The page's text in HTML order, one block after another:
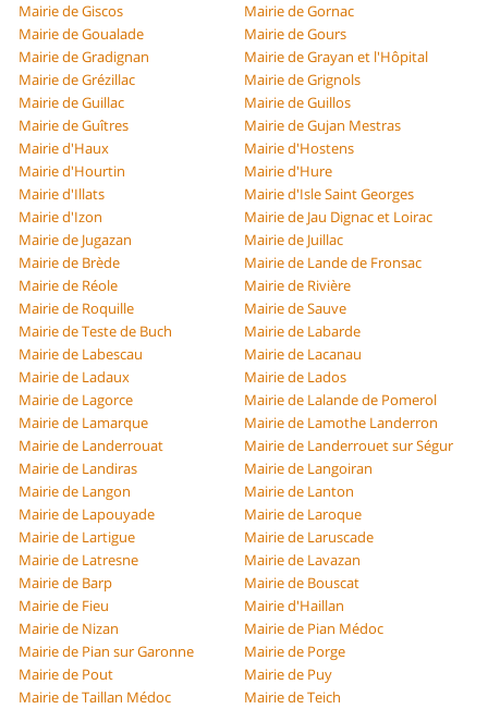
Mairie de Giscos
Mairie de Gornac
Mairie de Goualade
Mairie de Gours
Mairie de Gradignan
Mairie de Grayan et l'Hôpital
Mairie de Grézillac
Mairie de Grignols
Mairie de Guillac
Mairie de Guillos
Mairie de Guîtres
Mairie de Gujan Mestras
Mairie d'Haux
Mairie d'Hostens
Mairie d'Hourtin
Mairie d'Hure
Mairie d'Illats
Mairie d'Isle Saint Georges
Mairie d'Izon
Mairie de Jau Dignac et Loirac
Mairie de Jugazan
Mairie de Juillac
Mairie de Brède
Mairie de Lande de Fronsac
Mairie de Réole
Mairie de Rivière
Mairie de Roquille
Mairie de Sauve
Mairie de Teste de Buch
Mairie de Labarde
Mairie de Labescau
Mairie de Lacanau
Mairie de Ladaux
Mairie de Lados
Mairie de Lagorce
Mairie de Lalande de Pomerol
Mairie de Lamarque
Mairie de Lamothe Landerron
Mairie de Landerrouat
Mairie de Landerrouet sur Ségur
Mairie de Landiras
Mairie de Langoiran
Mairie de Langon
Mairie de Lanton
Mairie de Lapouyade
Mairie de Laroque
Mairie de Lartigue
Mairie de Laruscade
Mairie de Latresne
Mairie de Lavazan
Mairie de Barp
Mairie de Bouscat
Mairie de Fieu
Mairie d'Haillan
Mairie de Nizan
Mairie de Pian Médoc
Mairie de Pian sur Garonne
Mairie de Porge
Mairie de Pout
Mairie de Puy
Mairie de Taillan Médoc
Mairie de Teich